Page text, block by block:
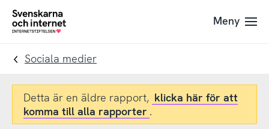
Till
navigation
Till
innehåll
To
Meny
Sociala medier
Detta är en äldre rapport, klicka här för att
komma till alla rapporter .